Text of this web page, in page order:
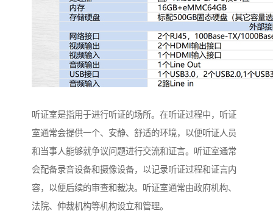
听证室是指用于进行听证的场所。在听证过程中，听证
室通常会提供一个、安静、舒适的环境，以便听证人员
和当事人能够就争议问题进行交流和证言。听证室通常
会配备录音设备和摄像设备，以记录听证过程和证言内
容，以便后续的审查和裁决。听证室通常由政府机构、
法院、仲裁机构等机构设立和管理。